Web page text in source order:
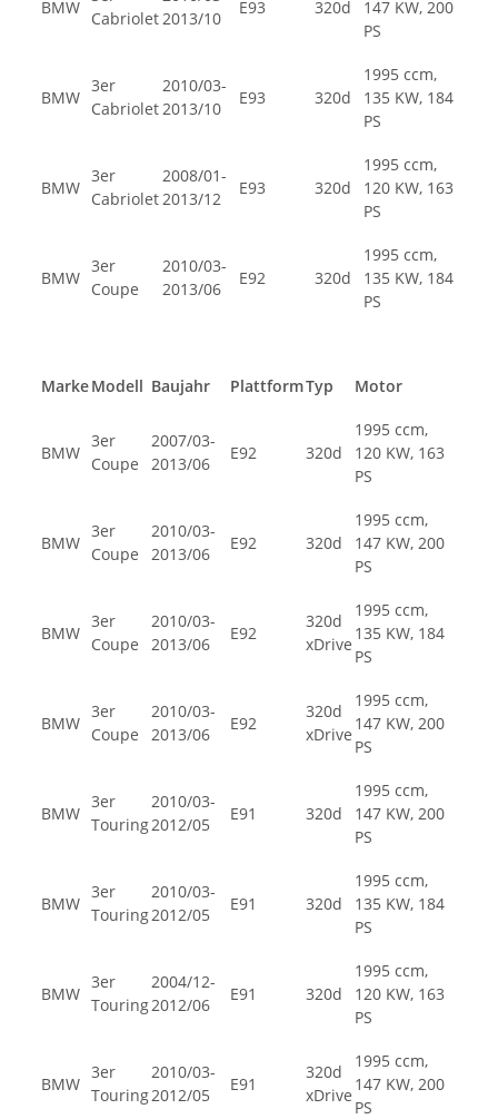
BMW
Cabriolet 2013/10
E93 320d
147 KW, 200
PS
BMW
3er
Cabriolet
2010/03-
2013/10
E93 320d
1995 ccm,
135 KW, 184
PS
BMW
3er
Cabriolet
2008/01-
2013/12
E93 320d
1995 ccm,
120 KW, 163
PS
BMW
3er
Coupe
2010/03-
2013/06
E92 320d
1995 ccm,
135 KW, 184
PS
MarkeModell Baujahr PlattformTyp Motor
BMW
3er
Coupe
2007/03-
2013/06
E92 320d
1995 ccm,
120 KW, 163
PS
BMW
3er
Coupe
2010/03-
2013/06
E92 320d
1995 ccm,
147 KW, 200
PS
BMW
3er
Coupe
2010/03-
2013/06
E92
320d
xDrive
1995 ccm,
135 KW, 184
PS
BMW
3er
Coupe
2010/03-
2013/06
E92
320d
xDrive
1995 ccm,
147 KW, 200
PS
BMW
3er
Touring
2010/03-
2012/05
E91 320d
1995 ccm,
147 KW, 200
PS
BMW
3er
Touring
2010/03-
2012/05
E91 320d
1995 ccm,
135 KW, 184
PS
BMW
3er
Touring
2004/12-
2012/06
E91 320d
1995 ccm,
120 KW, 163
PS
BMW
3er
Touring
2010/03-
2012/05
E91
320d
xDrive
1995 ccm,
147 KW, 200
PS